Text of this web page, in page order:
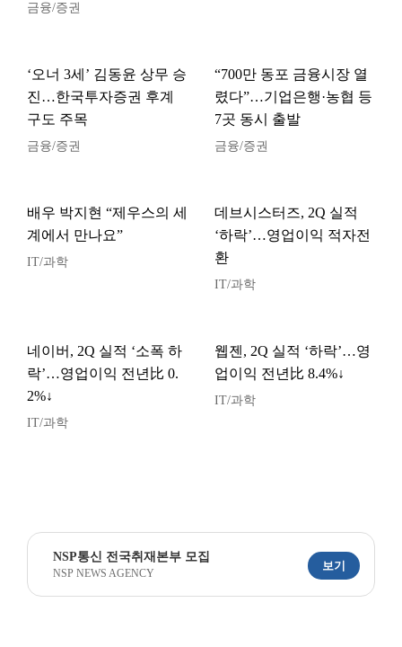
금융/증권
‘오너 3세’ 김동윤 상무 승
진…한국투자증권 후계
구도 주목
금융/증권
“700만 동포 금융시장 열
렸다”…기업은행·농협 등
7곳 동시 출발
금융/증권
배우 박지현 “제우스의 세
계에서 만나요”
IT/과학
데브시스터즈, 2Q 실적
‘하락’…영업이익 적자전
환
IT/과학
네이버, 2Q 실적 ‘소폭 하
락’…영업이익 전년比 0.
2%↓
IT/과학
웹젠, 2Q 실적 ‘하락’…영
업이익 전년比 8.4%↓
IT/과학
NSP통신 전국취재본부 모집
NSP NEWS AGENCY
보기